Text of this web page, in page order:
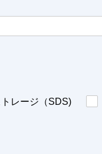
レージ（SDS)